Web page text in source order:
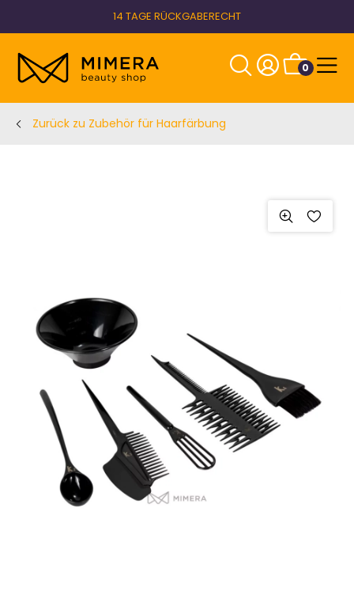
14 TAGE RÜCKGABERECHT
0
Zurück zu Zubehör für Haarfärbung